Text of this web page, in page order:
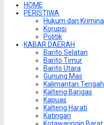
HOME
PERISTIWA
Hukum dan Kriminal
Korupsi
Politik
KABAR DAERAH
Barito Selatan
Barito Timur
Barito Utara
Gunung Mas
Kalimantan Tengah
Kalteng Barigas
Kapuas
Kalteng Harati
Katingan